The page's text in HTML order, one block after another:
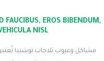
FAUCIBUS,EROS
,VEHICULA NISL
مشاكل وعيوب ثلاجات توشيبا تُعتبر